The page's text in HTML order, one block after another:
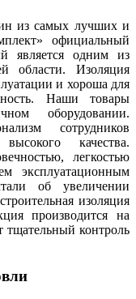
из самых лучших и
официальный
является одним из
области. Изоляция
и хороша для
Наши товары
оборудовании.
сотрудников
качества.
легкостью
эксплуатационным
об увеличении
изоляция
производится на
тщательный контроль